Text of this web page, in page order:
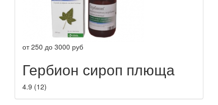
от250 до 3000 руб
Гербион сироп плюща
4.9 (12)